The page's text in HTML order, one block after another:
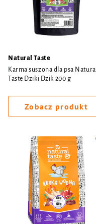
Natural Taste
Karma suszona dla psa Natural
Taste Dziki Dzik 200 g
Zobacz produkt